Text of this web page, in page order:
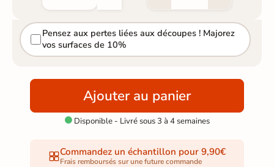
Pensez aux pertes liées aux découpes ! Majorez
vos surfaces de 10%
Ajouter au panier
Disponible - Livré sous 3 à 4 semaines
Commandez un échantillon pour 9,90€
Frais remboursés sur une future commande